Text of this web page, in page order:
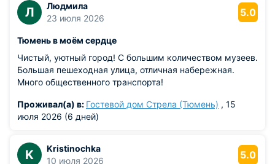
В XIX веке город стал перевалочным пунктом для
переселенцев и ссыльных. С 1934 Тюмень - центр Обь-
Иртышской области, с 1944 года является центром
Тюменской области.
С момента основания город выполнял военно-
административные и коммуникационные, торговые
городов Западной Сибири.
способствовали бурному росту в городе научных
организаций.
Л
Людмила
23 июля 2026
5.0
Тюмень в моём сердце
Чистый, уютный город! С большим количеством музеев.
Большая пешеходная улица, отличная набережная.
Много общественного транспорта!
Проживал(а) в: Гостевой дом Стрела (Тюмень) , 15
июля 2026 (6 дней)
K
Kristinochka
10 июля 2026
5.0